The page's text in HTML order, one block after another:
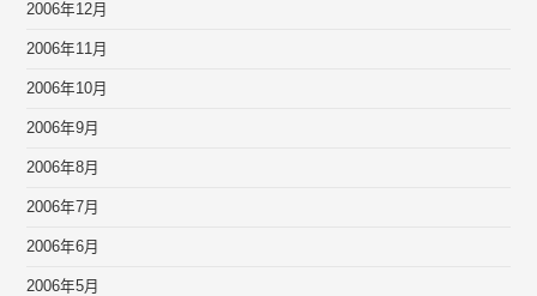
2006年12月
2006年11月
2006年10月
2006年9月
2006年8月
2006年7月
2006年6月
2006年5月